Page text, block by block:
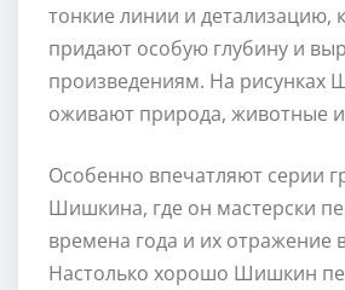
тонкие линии и детализацию,
придают особую глубину и
произведениям. На рисунках
оживают природа, животные
Особенно впечатляют серии
Шишкина, где он мастерски
времена года и их отражение
Настолько хорошо Шишкин